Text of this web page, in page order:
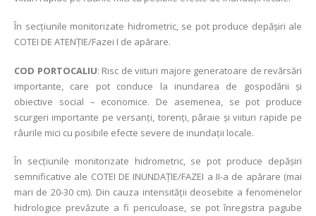
În secțiunile monitorizate hidrometric, se pot produce depășiri ale
COTEI DE ATENȚIE/Fazei I de apărare.
COD PORTOCALIU: Risc de viituri majore generatoare de revărsări
importante, care pot conduce la inundarea de gospodării şi
obiective social – economice. De asemenea, se pot produce
scurgeri importante pe versanți, torenți, pâraie și viituri rapide pe
râurile mici cu posibile efecte severe de inundații locale.
În secțiunile monitorizate hidrometric, se pot produce depășiri
semnificative ale COTEI DE INUNDAȚIE/FAZEI a II-a de apărare (mai
mari de 20-30 cm). Din cauza intensității deosebite a fenomenelor
hidrologice prevăzute a fi periculoase, se pot înregistra pagube